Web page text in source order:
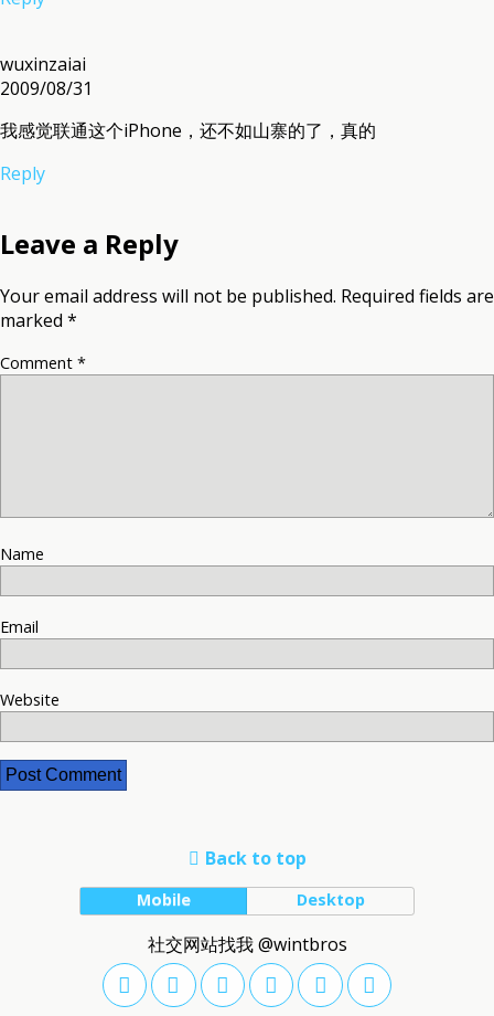
wuxinzaiai
2009/08/31
我感觉联通这个iPhone，还不如山寨的了，真的
Reply
Leave a Reply
Your email address will not be published. Required fields are
marked *
Comment *
Name
Email
Website
Back to top
Mobile Desktop
社交网站找我 @wintbros